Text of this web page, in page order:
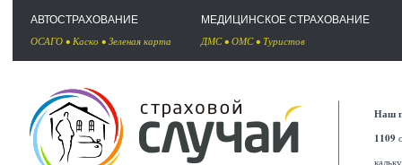
АВТОСТРАХОВАНИЕ
ОСАГО • Каско • Зеленая карта
МЕДИЦИНСКОЕ СТРАХОВАНИЕ
ДМС• ОМС• Туристов
Наш
1109